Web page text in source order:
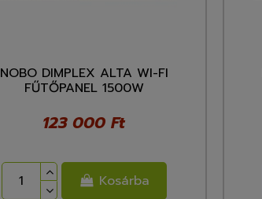
NOBO DIMPLEX ALTA WI-FI
FŰTŐPANEL 1500W
123 000 Ft
Kosárba